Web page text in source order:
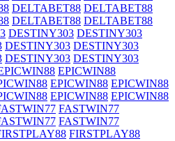
DELTABET88 DELTABET88
DELTABET88 DELTABET88
DESTINY303 DESTINY303
DESTINY303 DESTINY303
DESTINY303 DESTINY303
EPICWIN88
EPICWIN88 EPICWIN88
EPICWIN88 EPICWIN88
FASTWIN77
FASTWIN77
FIRSTPLAY88